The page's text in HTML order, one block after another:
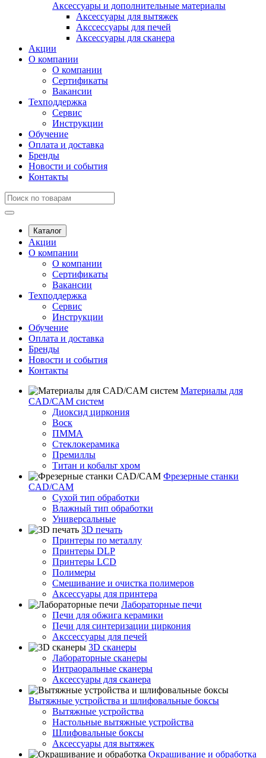
Аксессуары и дополнительные материалы
Аксессуары для вытяжек
Акссессуары для печей
Аксессуары для сканера
Акции
О компании
О компании
Сертификаты
Вакансии
Техподдержка
Сервис
Инструкции
Обучение
Оплата и доставка
Бренды
Новости и события
Контакты
Каталог
Акции
О компании
О компании
Сертификаты
Вакансии
Техподдержка
Сервис
Инструкции
Обучение
Оплата и доставка
Бренды
Новости и события
Контакты
Материалы для
CAD/CAM систем
Диоксид циркония
Воск
ПММА
Стеклокерамика
Премиллы
Титан и кобальт хром
Фрезерные станки
CAD/CAM
Сухой тип обработки
Влажный тип обработки
Универсальные
3D печать
Принтеры по металлу
Принтеры DLP
Принтеры LCD
Полимеры
Смешивание и очистка полимеров
Аксессуары для принтера
Лабораторные печи
Печи для обжига керамики
Печи для синтеризации циркония
Акссессуары для печей
3D сканеры
Лабораторные сканеры
Интраоральные сканеры
Аксессуары для сканера
Вытяжные устройства и шлифовальные боксы
Вытяжные устройства
Настольные вытяжные устройства
Шлифовальные боксы
Аксессуары для вытяжек
Окрашивание и обработка